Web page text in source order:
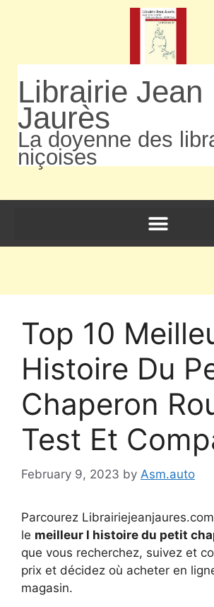
Librairie Jean
Jaurès
La doyenne des
niçoises
Top 10
Histoire Du
Chaperon
Test Et
February 9, 2023 by Asm.auto
Parcourez
le meilleur l histoire du petit
que vous recherchez, suivez et
prix et décidez où acheter en
magasin.